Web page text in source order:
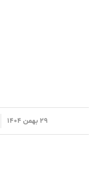
۲۹ بهمن ۱۴۰۴ /